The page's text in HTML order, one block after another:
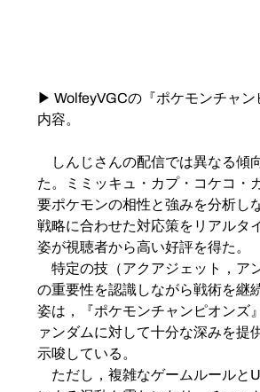
▶ WolfeyVGCの『ポケモンチャン
内容。
しんじさんの配信では異なる傾
た。ミミッキュ・カプ・コケコ・
要ポケモンの相性と強みを分析し
戦略に合わせた対応策をリアルタ
姿が視聴者から高い好評を得た。
特定の技（アクアジェット，ア
の重要性を認識しながら戦術を継
姿は，『ポケモンチャンピオンズ
ァンダムに対して十分な深みを提
示唆している。
ただし，複雑なゲームルールと